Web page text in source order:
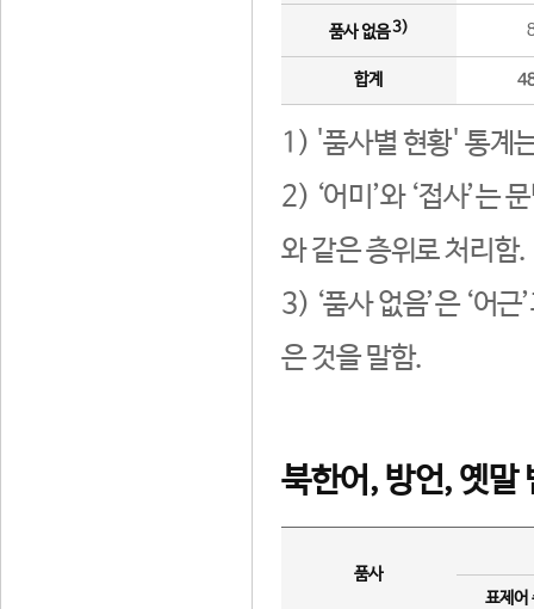
품사 없음3)
합계
1) '품사별 현황' 통계
2) ‘어미’와 ‘접사’는
와 같은 층위로 처리함.
3) ‘품사 없음’은 ‘어
은 것을 말함.
북한어, 방언, 옛말
품사
표제어